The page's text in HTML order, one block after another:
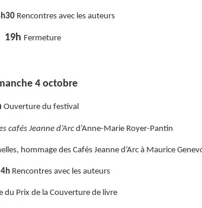
Rencontres avec les auteurs
19h Fermeture
4 octobre
Ouverture du festival
cafés Jeanne d’Arc d’Anne-Marie Royer-Pantin
hommage des Cafés Jeanne d’Arc à Maurice
Rencontres avec les auteurs
du Prix de la Couverture de livre